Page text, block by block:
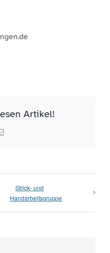
Artikel!
Email
Strick- und
Handarbeitsgruppe